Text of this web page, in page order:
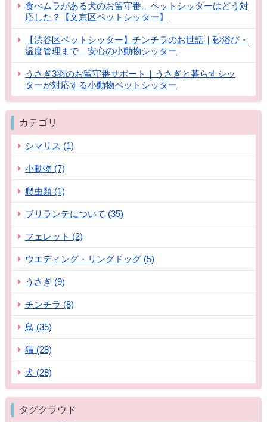
食べムラがある犬のお留守番。ペットシッターはどう対
応した？【文京区ペットシッター】
【渋谷区ペットシッター】チンチラのお世話｜砂浴び・
温度管理まで 安心の小動物シッター
うさぎ3羽のお留守番サポート｜うさぎと暮らすシッ
ターが対応する小動物ペットシッター
カテゴリ
シマリス (1)
小動物 (7)
爬虫類 (1)
ブリランテについて (35)
フェレット (2)
ウエディング・リングドッグ (5)
うさぎ (9)
チンチラ (8)
鳥 (35)
猫 (28)
犬 (28)
タグクラウド